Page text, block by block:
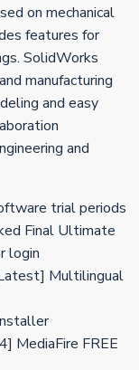
on mechanical
features for
SolidWorks
manufacturing
and easy
and
trial periods
Final Ultimate
login
Multilingual
MediaFire FREE